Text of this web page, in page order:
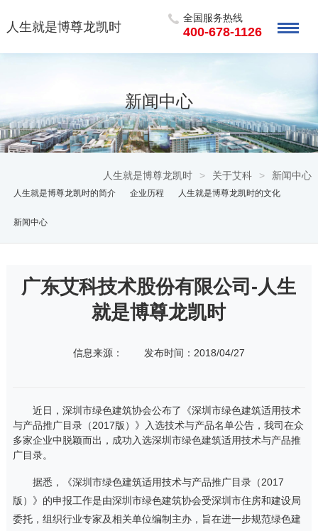
人生就是博尊龙凯时
全国服务热线
400-678-1126
新闻中心
人生就是博尊龙凯时 > 关于艾科 > 新闻中心
人生就是博尊龙凯时的简介 企业历程 人生就是博尊龙凯时的文化
新闻中心
广东艾科技术股份有限公司-人生
就是博尊龙凯时
信息来源： 发布时间：2018/04/27
近日，深圳市绿色建筑协会公布了《深圳市绿色建筑适用技术
与产品推广目录（2017版）》入选技术与产品名单公告，我司在众
多家企业中脱颖而出，成功入选深圳市绿色建筑适用技术与产品推
广目录。
据悉，《深圳市绿色建筑适用技术与产品推广目录（2017
版）》的申报工作是由深圳市绿色建筑协会受深圳市住房和建设局
委托，组织行业专家及相关单位编制主办，旨在进一步规范绿色建